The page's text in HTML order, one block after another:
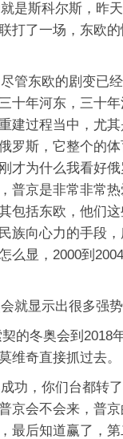
是斯科尔斯，昨
打了一场，东欧
管东欧的剧变已经
十年河东，三十
建过程当中，尤
罗斯，它整个的
才为什么我看好俄
普京是非常非常
包括东欧，他们
族向心力的手段
么显，2000到
就显示出很多强势
的冬奥会到2018
维奇直接抓过去。
功，你们台都转
京会不会来，普
最后知道赢了，